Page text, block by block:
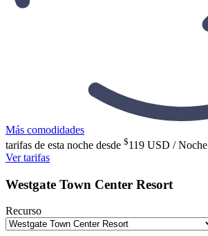
Más comodidades
tarifas de esta noche desde $119 USD / Noche
Ver tarifas
Westgate Town Center Resort
Recurso